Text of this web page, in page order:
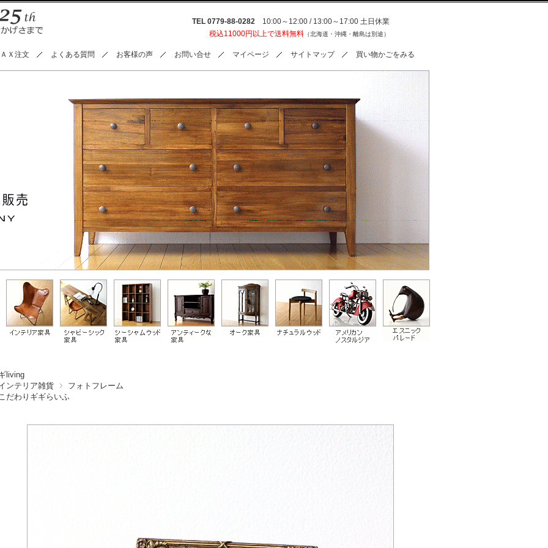
TEL 0779-88-0282 10:00～12:00 / 13:00～17:00 土日休業
税込11000円以上で送料無料 （北海道・沖縄・離島は別途）
Ｘ注文 よくある質問 お客様の声 お問い合せ マイページ サイトマップ 買い物かごをみる
living
ンテリア雑貨
フォトフレーム
だわりギギらいふ